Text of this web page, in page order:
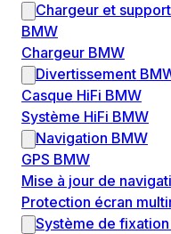
Chargeur et
BMW
Chargeur BMW
Divertissement
Casque HiFi BMW
Système HiFi BMW
Navigation BMW
GPS BMW
Mise à jour de
Protection écran
Système de